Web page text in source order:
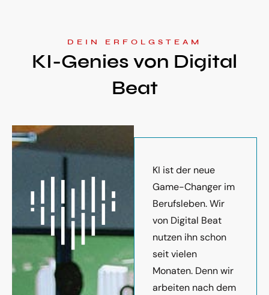
DEIN ERFOLGSTEAM
KI-Genies von Digital
Beat
KI ist der neue
Game-Changer im
Berufsleben. Wir
von Digital Beat
nutzen ihn schon
seit vielen
Monaten. Denn wir
arbeiten nach dem